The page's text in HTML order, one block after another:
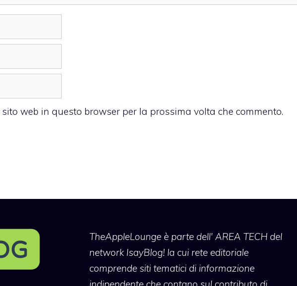
web in questo browser per la prossima volta che commento.
TheAppleLoungeè parte dell' AREA TECH del
network IsayBlog! la cui rete editoriale
comprende siti tematici di informazione